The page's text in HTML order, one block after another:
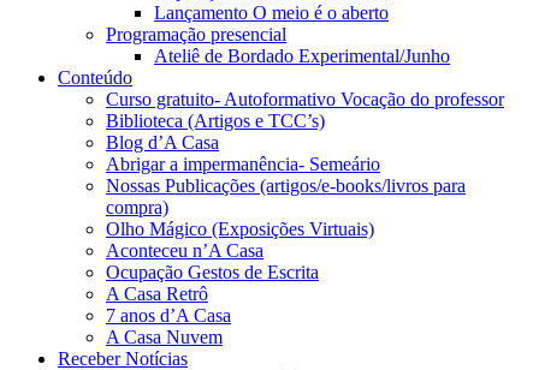
Lançamento O meio é o aberto
Programação presencial
Ateliê de Bordado Experimental/Junho
Conteúdo
Curso gratuito- Autoformativo Vocação do professor
Biblioteca (Artigos e TCC’s)
Blog d’A Casa
Abrigar a impermanência- Semeário
Nossas Publicações (artigos/e-books/livros para
compra)
Olho Mágico (Exposições Virtuais)
Aconteceu n’A Casa
Ocupação Gestos de Escrita
A Casa Retrô
7 anos d’A Casa
A Casa Nuvem
Receber Notícias